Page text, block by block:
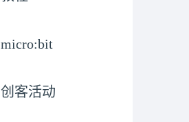
micro:bit
创客活动